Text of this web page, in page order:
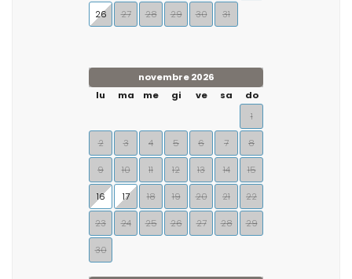
26 27 28 29 30 31
novembre 2026
lu
ma me gi ve sa
do
1
2 3 4 5 6 7 8
9 10 11 12 13 14 15
16 17 18 19 20 21 22
23 24 25 26 27 28 29
30